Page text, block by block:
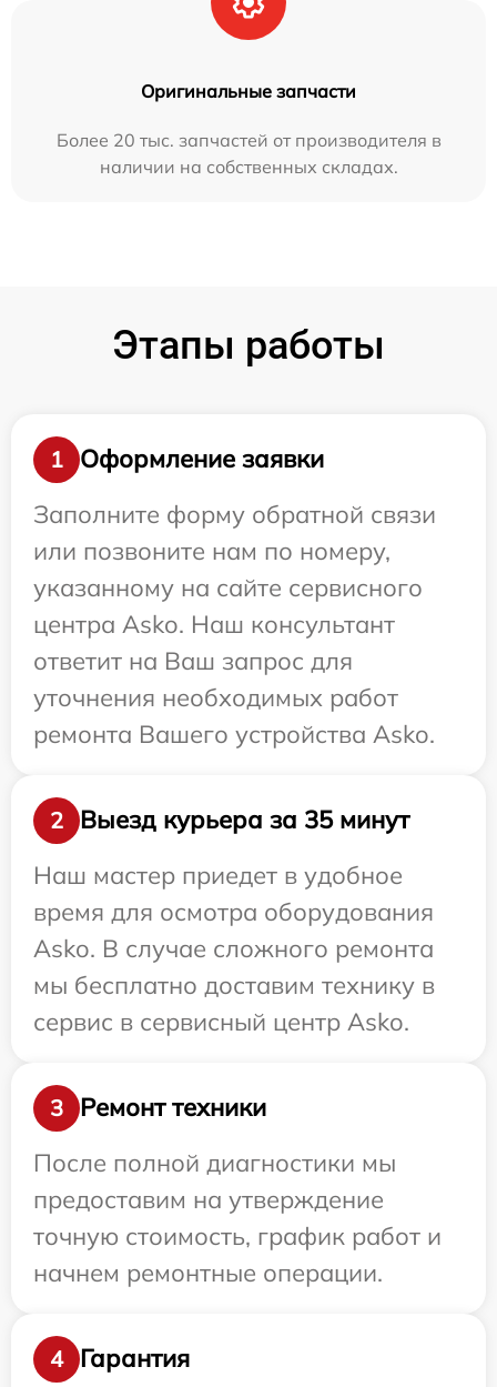
Оригинальные запчасти
Более 20 тыс. запчастей от производителя в
наличии на собственных складах.
Этапы работы
1
Оформление заявки
Заполните форму обратной связи
или позвоните нам по номеру,
указанному на сайте сервисного
центра Asko. Наш консультант
ответит на Ваш запрос для
уточнения необходимых работ
ремонта Вашего устройства Asko.
2
Выезд курьера за 35 минут
Наш мастер приедет в удобное
время для осмотра оборудования
Asko. В случае сложного ремонта
мы бесплатно доставим технику в
сервис в сервисный центр Asko.
3
Ремонт техники
После полной диагностики мы
предоставим на утверждение
точную стоимость, график работ и
начнем ремонтные операции.
4 Гарантия